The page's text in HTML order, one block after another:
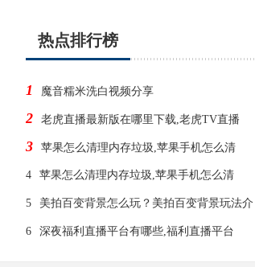
热点排行榜
1 魔音糯米洗白视频分享
2 老虎直播最新版在哪里下载,老虎TV直播
3 苹果怎么清理内存垃圾,苹果手机怎么清
4 苹果怎么清理内存垃圾,苹果手机怎么清
5 美拍百变背景怎么玩？美拍百变背景玩法介
6 深夜福利直播平台有哪些,福利直播平台